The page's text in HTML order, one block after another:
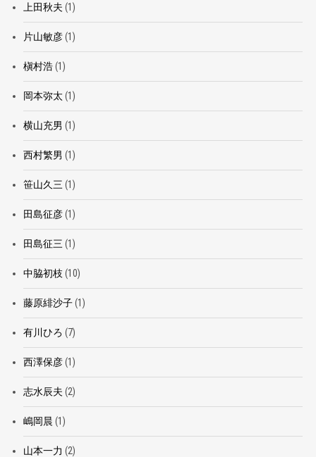
上田秋夫 (1)
片山敏彦(1)
槇村浩(1)
岡本弥太 (1)
横山充男 (1)
西村繁男 (1)
笹山久三 (1)
田島征彦(1)
田島征三 (1)
中脇初枝 (10)
藤原緋沙子(1)
有川ひろ (7)
西澤保彦(1)
志水辰夫 (2)
嶋岡晨 (1)
山本一力 (2)